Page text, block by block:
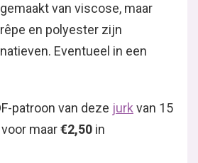
van viscose, maar
en polyester zijn
Eventueel in een
patroon van deze jurk van 15
maar€2,50 in